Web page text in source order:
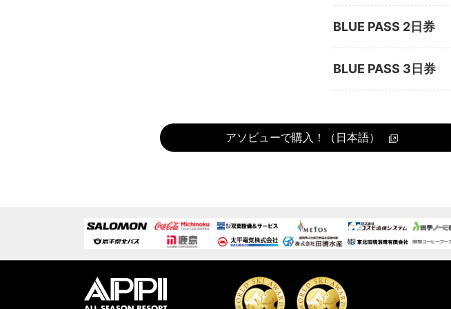
BLUE PASS 2日券
BLUE PASS 3日券
アソビューで購入！（日本語）